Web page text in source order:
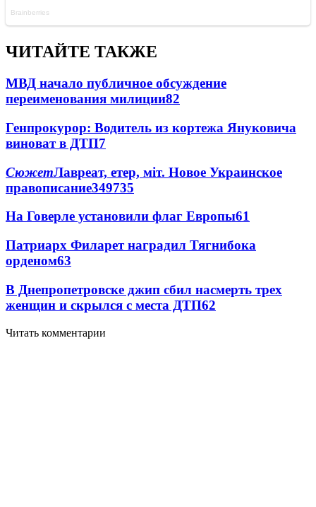
ЧИТАЙТЕ ТАКЖЕ
МВД начало публичное обсуждение
переименования милиции82
Генпрокурор: Водитель из кортежа Януковича
виноват в ДТП7
СюжетЛавреат, етер, міт. Новое Украинское
правописание349735
На Говерле установили флаг Европы61
Патриарх Филарет наградил Тягнибока
орденом63
В Днепропетровске джип сбил насмерть трех
женщин и скрылся с места ДТП62
Читать комментарии